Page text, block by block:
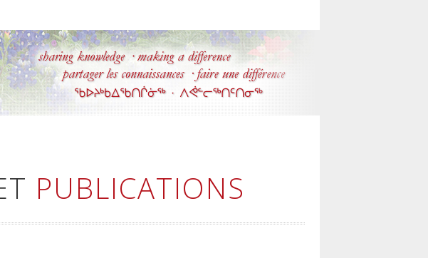
PUBLICATIONS